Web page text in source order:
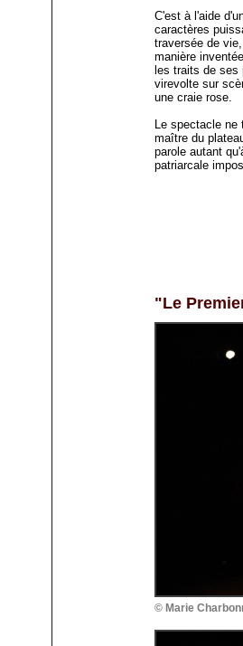
C'est à l'aide
caractères
traversée de
manière
les traits de ses
virevolte sur
une craie rose.
Le spectacle ne
maître du
parole autant
patriarcale
"Le
© Marie